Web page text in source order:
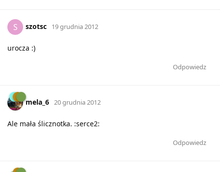
S szotsc 19 grudnia 2012
urocza :)
Odpowiedz
mela_6 20 grudnia 2012
Ale mała ślicznotka. :serce2:
Odpowiedz